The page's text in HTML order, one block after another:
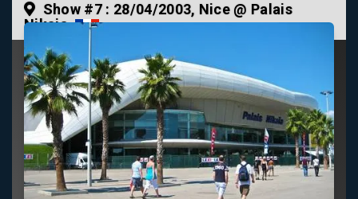
Show #7 : 28/04/2003, Nice @ Palais
Nikaia